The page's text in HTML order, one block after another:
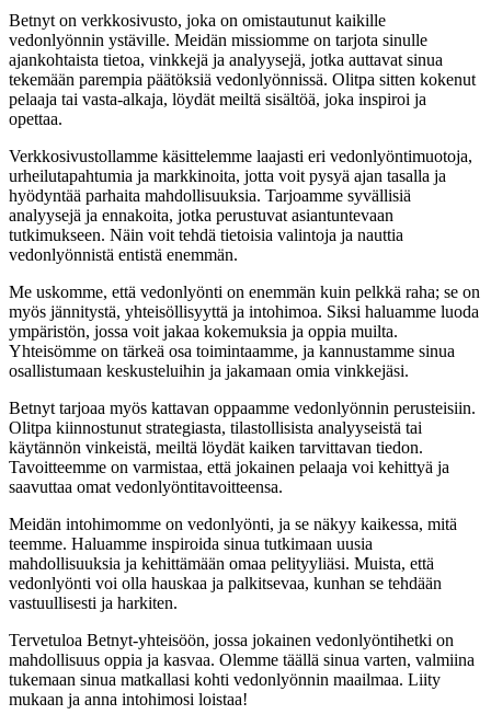
Betnyt on verkkosivusto, joka on omistautunut kaikille
vedonlyönnin ystäville. Meidän missiomme on tarjota sinulle
ajankohtaista tietoa, vinkkejä ja analyysejä, jotka auttavat sinua
tekemään parempia päätöksiä vedonlyönnissä. Olitpa sitten kokenut
pelaaja tai vasta-alkaja, löydät meiltä sisältöä, joka inspiroi ja
opettaa.
Verkkosivustollamme käsittelemme laajasti eri vedonlyöntimuotoja,
urheilutapahtumia ja markkinoita, jotta voit pysyä ajan tasalla ja
hyödyntää parhaita mahdollisuuksia. Tarjoamme syvällisiä
analyysejä ja ennakoita, jotka perustuvat asiantuntevaan
tutkimukseen. Näin voit tehdä tietoisia valintoja ja nauttia
vedonlyönnistä entistä enemmän.
Me uskomme, että vedonlyönti on enemmän kuin pelkkä raha; se on
myös jännitystä, yhteisöllisyyttä ja intohimoa. Siksi haluamme luoda
ympäristön, jossa voit jakaa kokemuksia ja oppia muilta.
Yhteisömme on tärkeä osa toimintaamme, ja kannustamme sinua
osallistumaan keskusteluihin ja jakamaan omia vinkkejäsi.
Betnyt tarjoaa myös kattavan oppaamme vedonlyönnin perusteisiin.
Olitpa kiinnostunut strategiasta, tilastollisista analyyseistä tai
käytännön vinkeistä, meiltä löydät kaiken tarvittavan tiedon.
Tavoitteemme on varmistaa, että jokainen pelaaja voi kehittyä ja
saavuttaa omat vedonlyöntitavoitteensa.
Meidän intohimomme on vedonlyönti, ja se näkyy kaikessa, mitä
teemme. Haluamme inspiroida sinua tutkimaan uusia
mahdollisuuksia ja kehittämään omaa pelityyliäsi. Muista, että
vedonlyönti voi olla hauskaa ja palkitsevaa, kunhan se tehdään
vastuullisesti ja harkiten.
Tervetuloa Betnyt-yhteisöön, jossa jokainen vedonlyöntihetki on
mahdollisuus oppia ja kasvaa. Olemme täällä sinua varten, valmiina
tukemaan sinua matkallasi kohti vedonlyönnin maailmaa. Liity
mukaan ja anna intohimosi loistaa!